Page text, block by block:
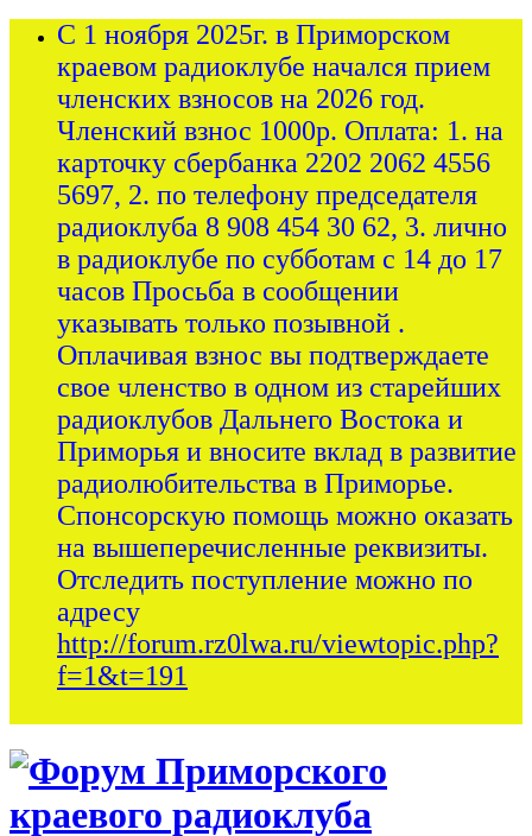
С 1 ноября 2025г. в Приморском
краевом радиоклубе начался прием
членских взносов на 2026 год.
Членский взнос 1000р. Оплата: 1. на
карточку сбербанка 2202 2062 4556
5697, 2. по телефону председателя
радиоклуба 8 908 454 30 62, 3. лично
в радиоклубе по субботам с 14 до 17
часов Просьба в сообщении
указывать только позывной .
Оплачивая взнос вы подтверждаете
свое членство в одном из старейших
радиоклубов Дальнего Востока и
Приморья и вносите вклад в развитие
радиолюбительства в Приморье.
Спонсорскую помощь можно оказать
на вышеперечисленные реквизиты.
Отследить поступление можно по
адресу
http://forum.rz0lwa.ru/viewtopic.php?
f=1&t=191